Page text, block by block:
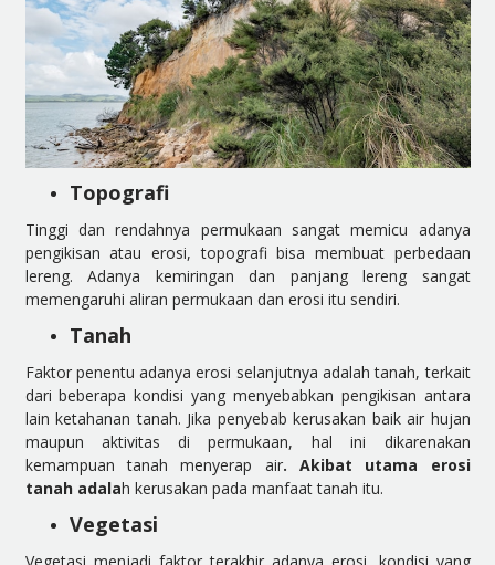
Topografi
Tinggi dan rendahnya permukaan sangat memicu adanya
pengikisan atau erosi, topografi bisa membuat perbedaan
lereng. Adanya kemiringan dan panjang lereng sangat
memengaruhi aliran permukaan dan erosi itu sendiri.
Tanah
Faktor penentu adanya erosi selanjutnya adalah tanah, terkait
dari beberapa kondisi yang menyebabkan pengikisan antara
lain ketahanan tanah. Jika penyebab kerusakan baik air hujan
maupun aktivitas di permukaan, hal ini dikarenakan
kemampuan tanah menyerap air. Akibat utama erosi
tanah adalah kerusakan pada manfaat tanah itu.
Vegetasi